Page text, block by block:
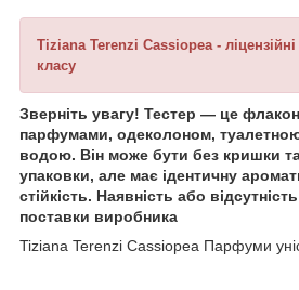
Tiziana Terenzi Cassiopea -
класу
Зверніть увагу! Тестер — це
парфумами, одеколоном,
водою. Він може бути без кришки
упаковки, але має ідентичну
стійкість. Наявність або
поставки виробника
Tiziana Terenzi Cassiopea Парфуми